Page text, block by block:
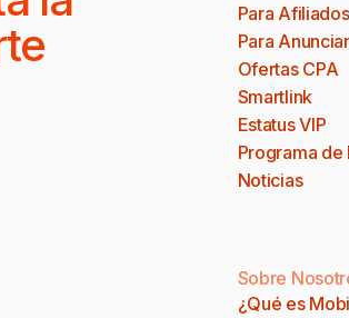
Para Afiliados
Para
Ofertas CPA
Smartlink
Estatus VIP
Programa de
Noticias
Sobre
¿Qué es